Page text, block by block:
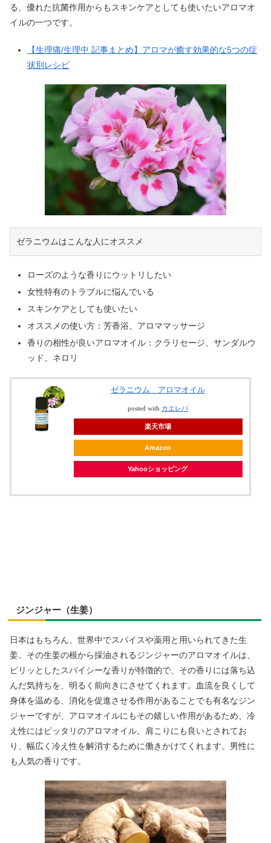
る、優れた抗菌作用からもスキンケアとしても使いたいアロマオ
イルの一つです。
【生理痛/生理中 記事まとめ】アロマが癒す効果的な5つの症
状別レシピ
ゼラニウムはこんな人にオススメ
ローズのような香りにウットリしたい
女性特有のトラブルに悩んでいる
スキンケアとしても使いたい
オススメの使い方：芳香浴、アロママッサージ
香りの相性が良いアロマオイル：クラリセージ、サンダルウ
ッド、ネロリ
ゼラニウム アロマオイル
posted with カエレバ
楽天市場
Amazon
Yahooショッピング
ジンジャー（生姜）
日本はもちろん、世界中でスパイスや薬用と用いられてきた生
姜。その生姜の根から採油されるジンジャーのアロマオイルは、
ピリッとしたスパイシーな香りが特徴的で、その香りには落ち込
んだ気持ちを、明るく前向きにさせてくれます。血流を良くして
身体を温める、消化を促進させる作用があることでも有名なジン
ジャーですが、アロマオイルにもその嬉しい作用があるため、冷
え性にはピッタリのアロマオイル。肩こりにも良いとされてお
り、幅広く冷え性を解消するために働きかけてくれます。男性に
も人気の香りです。